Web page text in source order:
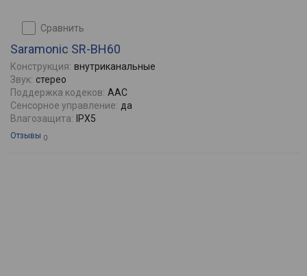
сравнить
Saramonic SR-BH60
Конструкция: внутриканальные
Звук: стерео
Поддержка кодеков: AAC
Сенсорное управление: да
Влагозащита:
IPX5
Отзывы 0